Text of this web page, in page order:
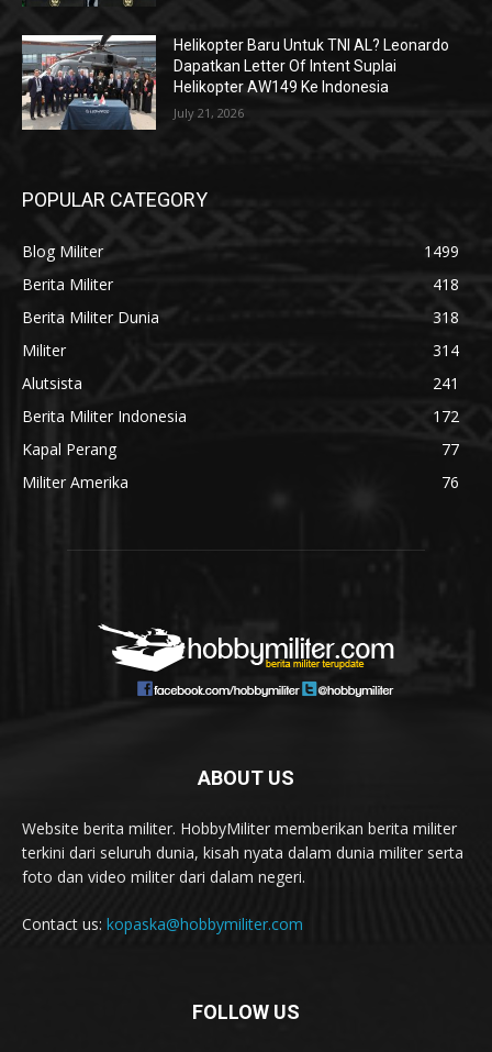
Helikopter Baru Untuk TNI AL? Leonardo
Dapatkan Letter Of Intent Suplai
Helikopter AW149 Ke Indonesia
July 21, 2026
POPULAR CATEGORY
Blog Militer
1499
Berita Militer
418
Berita Militer Dunia
318
Militer
314
Alutsista
241
Berita Militer Indonesia
172
Kapal Perang
77
Militer Amerika
76
ABOUT US
Website berita militer. HobbyMiliter memberikan berita militer
terkini dari seluruh dunia, kisah nyata dalam dunia militer serta
foto dan video militer dari dalam negeri.
Contact us: kopaska@hobbymiliter.com
FOLLOW US